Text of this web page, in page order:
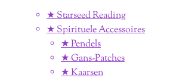
★ Starseed Reading
★ Spirituele Accessoires
★ Pendels
★ Gans-Patches
★ Kaarsen